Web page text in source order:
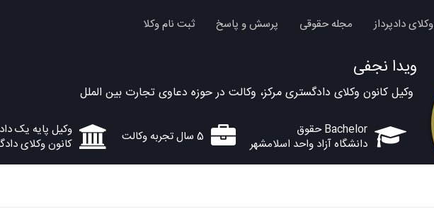
وکلای دادپرداز مجله حقوقی پرسش و پاسخ ثبت نام وکلا
ویدا نجفی
وکیل کانون وکلای دادگستری مرکز، وکالت در حوزه دعاوی تجارت بین الملل
Bachelor حقوق
دانشگاه آزاد واحد اسلامشهر
5 سال تجربه وکالت
وکیل پایه یک
کانون وکلای